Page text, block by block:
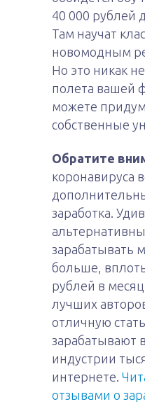
40 000 рублей
Там научат
новомодным
Но это никак
полета вашей
можете
собственные
Обратите
коронавируса
заработка.
зарабатывать
больше,
рублей в
лучших
отличную
зарабатывают
индустрии
интернете.
отзывами о